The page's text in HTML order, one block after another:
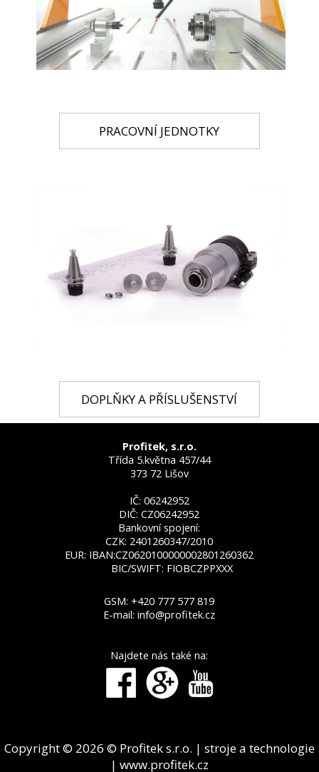
PRACOVNÍ JEDNOTKY
DOPLŇKY A PŘÍSLUŠENSTVÍ
Profitek, s.r.o.
Třída 5.května 457/44
373 72 Lišov
IČ: 06242952
DIČ: CZ06242952
Bankovní spojení:
CZK: 2401260347/2010
EUR: IBAN:CZ0620100000002801260362
BIC/SWIFT: FIOBCZPPXXX
GSM:+420 777 577 819
E-mail:info@profitek.cz
Najdete nás také na:
Copyright © 2026 © Profitek s.r.o. | stroje a technologie
| www.profitek.cz